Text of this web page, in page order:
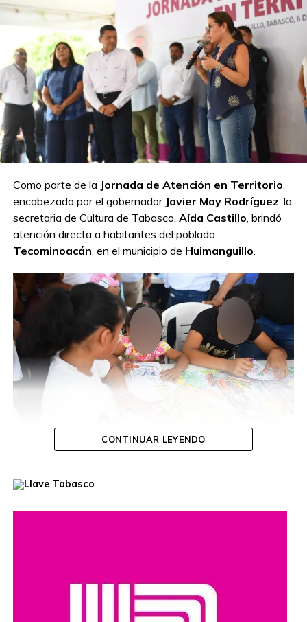
Como parte de la Jornada de Atención en Territorio
encabezada por el gobernador Javier May Rodríguez , la
secretaria de Cultura de Tabasco, Aída Castillo , brindó
atención directa a habitantes del poblado
Tecominoacán , en el municipio de Huimanguillo
Durante la jornada, la funcionaria escuchó las inquietudes
de las y los ciudadanos, ofreció orientación personalizada
autoridades y la población, además de reafirmar el
compromiso de impulsar acciones y programas que
promuevan el acceso a la cultura y el desarrollo de las
CONTINUAR LEYENDO